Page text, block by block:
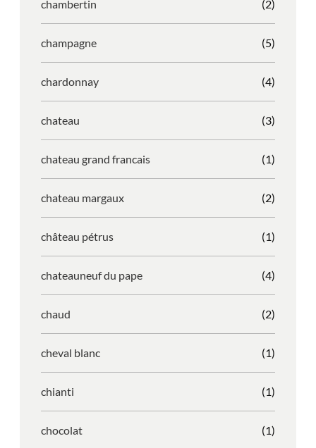
chambertin (2)
champagne (5)
chardonnay (4)
chateau (3)
chateau grand francais (1)
chateau margaux (2)
château pétrus (1)
chateauneuf du pape (4)
chaud (2)
cheval blanc (1)
chianti (1)
chocolat (1)